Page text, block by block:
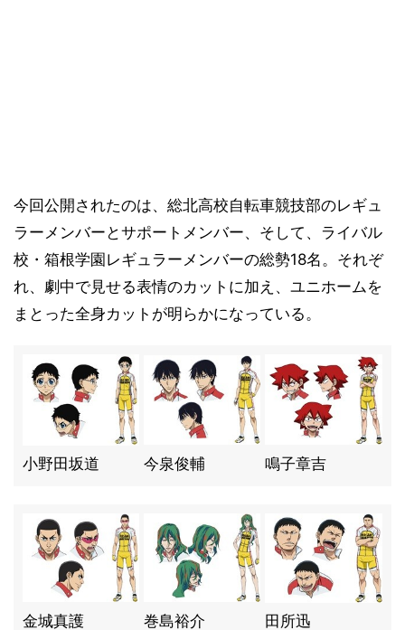
今回公開されたのは、総北高校自転車競技部のレギュ
ラーメンバーとサポートメンバー、そして、ライバル
校・箱根学園レギュラーメンバーの総勢18名。それぞ
れ、劇中で見せる表情のカットに加え、ユニホームを
まとった全身カットが明らかになっている。
小野田坂道 今泉俊輔 鳴子章吉
金城真護 巻島裕介 田所迅